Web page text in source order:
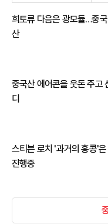
희토류 다음은 광모듈…중
산
중국산 에어콘을 웃돈 주고
디
스티븐 로치 '과거의 홍콩'
진행중